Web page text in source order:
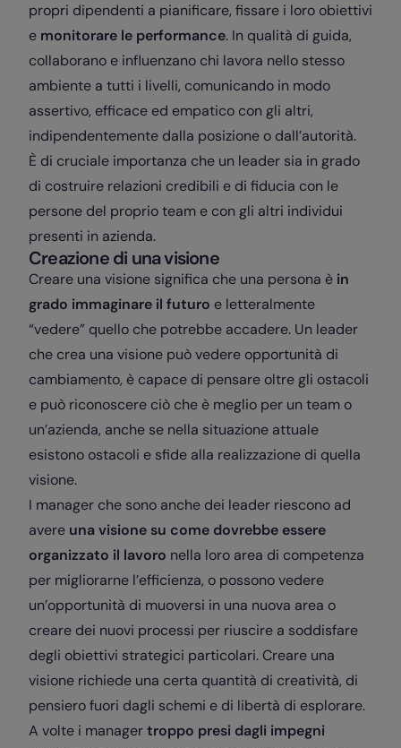
propri dipendenti a pianificare, fissare i loro obiettivi
e monitorare le performance. In qualità di guida,
collaborano e influenzano chi lavora nello stesso
ambiente a tutti i livelli, comunicando in modo
assertivo, efficace ed empatico con gli altri,
indipendentemente dalla posizione o dall’autorità.
È di cruciale importanza che un leader sia in grado
di costruire relazioni credibili e di fiducia con le
persone del proprio team e con gli altri individui
presenti in azienda.
Creazione di una visione
Creare una visione significa che una persona è in
grado immaginare il futuro e letteralmente
“vedere” quello che potrebbe accadere. Un leader
che crea una visione può vedere opportunità di
cambiamento, è capace di pensare oltre gli ostacoli
e può riconoscere ciò che è meglio per un team o
un’azienda, anche se nella situazione attuale
esistono ostacoli e sfide alla realizzazione di quella
visione.
I manager che sono anche dei leader riescono ad
avere una visione su come dovrebbe essere
organizzato il lavoro nella loro area di competenza
per migliorarne l’efficienza, o possono vedere
un’opportunità di muoversi in una nuova area o
creare dei nuovi processi per riuscire a soddisfare
degli obiettivi strategici particolari. Creare una
visione richiede una certa quantità di creatività, di
pensiero fuori dagli schemi e di libertà di esplorare.
A volte i managertroppo presi dagli impegni